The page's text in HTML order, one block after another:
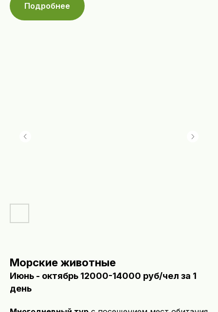
Подробнее
Морские животные
Июнь - октябрь 12000-14000 руб/чел за 1
день